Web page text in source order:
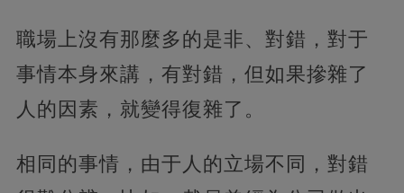
職場上沒有那麼多的是非、對錯，對于
事情本身來講，有對錯，但如果摻雜了
人的因素，就變得復雜了。
相同的事情，由于人的立場不同，對錯